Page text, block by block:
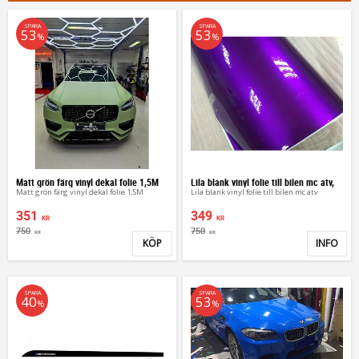
Matt grön färg vinyl dekal folie 1,5M
Matt grön färg vinyl dekal folie 1,5M
351 KR
750 KR
SPARA
53 %
Lägg till i favoriter
KÖP
Lila blank vinyl folie till bilen mc atv,
Lila blank vinyl folie till bilen mc atv
349 KR
750 KR
SPARA
53 %
INFO
SPARA
40%
SPARA
53 %